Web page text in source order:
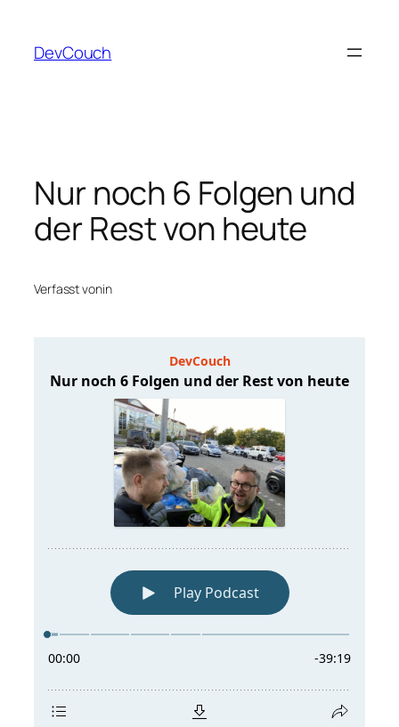
springen
DevCouch
Nur noch 6 Folgen und
der Rest von heute
Verfasst vonin